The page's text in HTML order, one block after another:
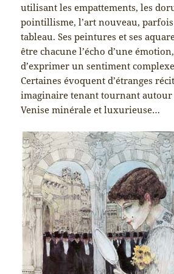
utilisant les empattements, les
pointillisme, l’art nouveau,
tableau. Ses peintures et ses
être chacune l’écho d’une
d’exprimer un sentiment
Certaines évoquent d’étranges
imaginaire tenant tournant autour
Venise minérale et luxurieuse…